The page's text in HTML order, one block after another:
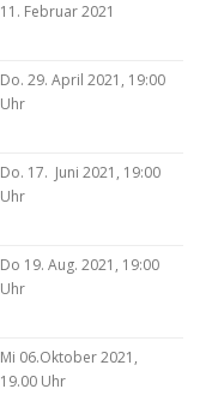
11. Februar 2021
Do. 29. April 2021, 19:00
Uhr
Do. 17. Juni 2021, 19:00
Uhr
Do 19. Aug. 2021, 19:00
Uhr
Mi 06.Oktober 2021,
19.00 Uhr